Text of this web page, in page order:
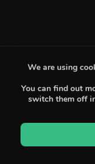
We are using
You can find out
switch them off